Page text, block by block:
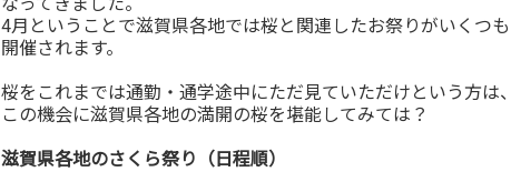
4月ということで滋賀県各地では桜と関連したお祭りがいくつも
開催されます。
桜をこれまでは通勤・通学途中にただ見ていただけという方は
この機会に滋賀県各地の満開の桜を堪能してみては？
滋賀県各地のさくら祭り（日程順）